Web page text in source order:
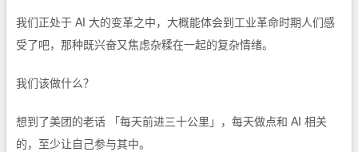
我们正处于 AI 大的变革之中，大概能体会到工业革命时期人们感
受了吧，那种既兴奋又焦虑杂糅在一起的复杂情绪。
我们该做什么？
想到了美团的老话 「每天前进三十公里」，每天做点和 AI 相关
的，至少让自己参与其中。